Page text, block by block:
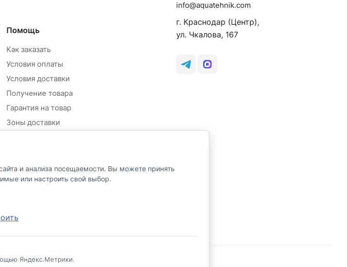
Помощь
Как заказать
Условия оплаты
Условия доставки
Получение товара
Гарантия на товар
Зоны доставки
Согласие на обработку
персональных данных
info@aquatehnik.com
г. Краснодар (Центр),
ул. Чкалова, 167
и анализа посещаемости. Вы можете принять
или настроить свой выбор.
Яндекс.Метрики.